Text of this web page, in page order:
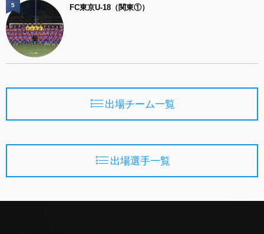
FC東京U-18（関東①）
5
出場チーム一覧
出場選手一覧